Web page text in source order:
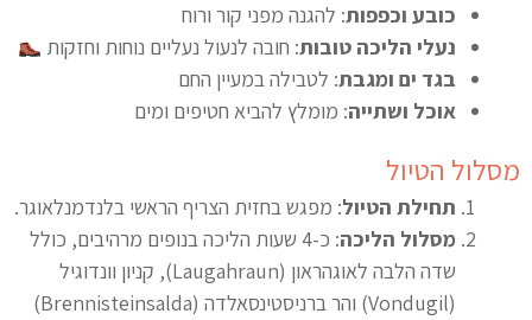
כובע וכפפות: להגנה מפני קור ורוח
נעלי הליכה טובות: חובה לנעול נעליים נוחות וחזקות
בגד ים ומגבת: לטבילה במעיין החם
אוכל ושתייה: מומלץ להביא חטיפים ומים
מסלול הטיול
תחילת הטיול: מפגש בחזית הצריף הראשי בלנדמנלאוגר.
מסלול הליכה
: כ-4 שעות הליכה בנופים מרהיבים, כולל
שדה הלבה לאוגהראון (Laugahraun), קניון וונדוגיל
(Vondugil) והר ברניסטינסאלדה (Brennisteinsalda)